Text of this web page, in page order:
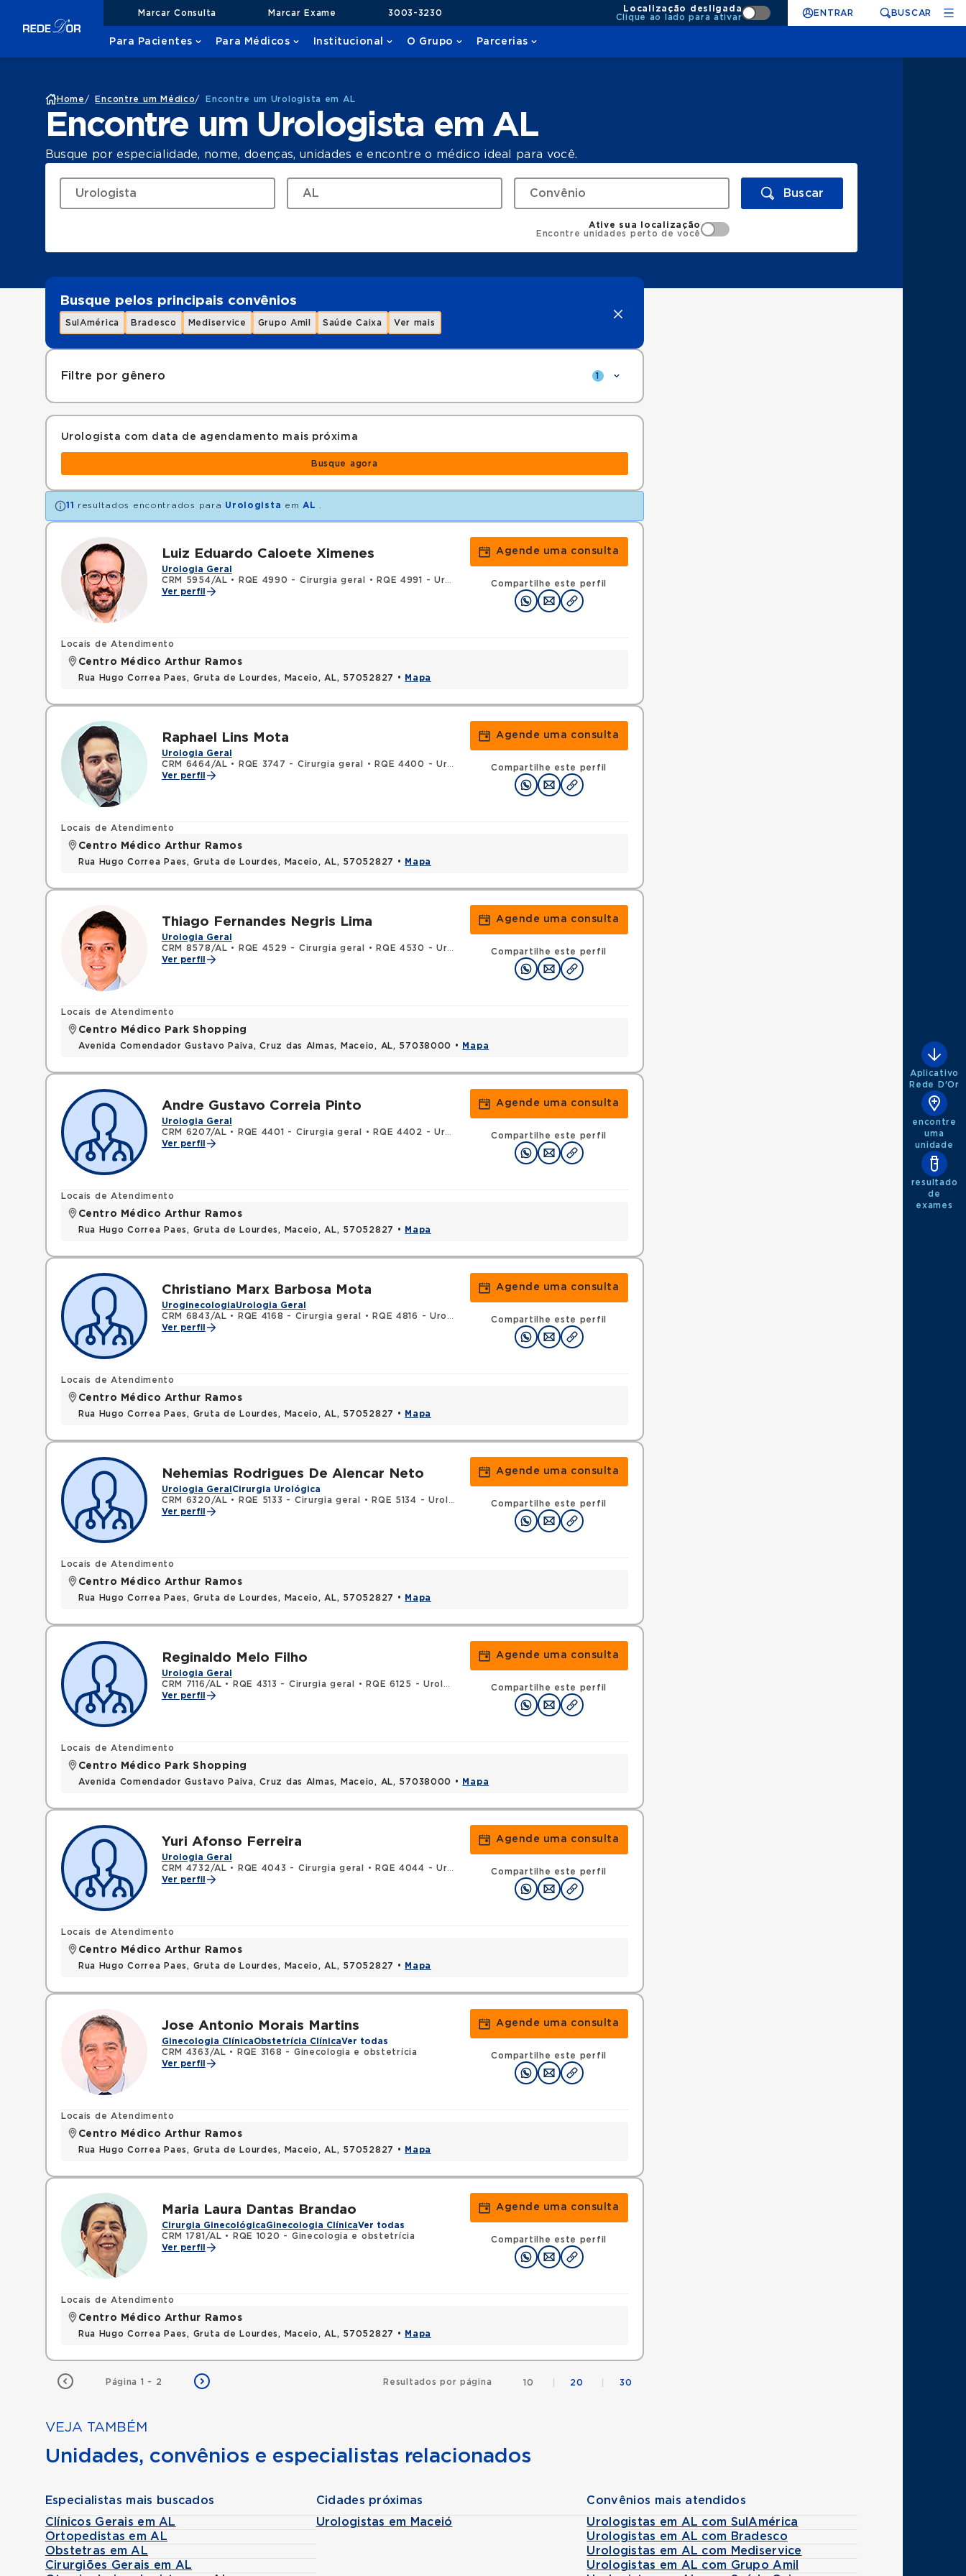
Marcar Consulta Marcar Exame 3003-3230
Localização desligada
Clique ao lado para ativar
ENTRAR BUSCAR
Para Pacientes Para Médicos Institucional O Grupo Parcerias
Home / Encontre um Médico/ Encontre um Urologista em AL
Encontre um Urologista em AL
Busque por especialidade, nome, doenças, unidades e encontre o médico ideal para você.
Buscar
Ative sua localização
Encontre unidades perto de você
Busque pelos principais convênios
SulAmérica Bradesco Mediservice Grupo Amil Saúde Caixa Ver mais
Filtre por gênero 1
Urologista com data de agendamento mais próxima
Busque agora
11 resultados encontrados para Urologista em AL
Luiz Eduardo Caloete Ximenes
Urologia Geral
CRM 5954/AL • RQE 4990 - Cirurgia geral •
RQE 4991 - Urologia
Ver perfil
Agende uma consulta
Compartilhe este perfil
Locais de Atendimento
Centro Médico Arthur Ramos
Rua Hugo Correa Paes, Gruta de Lourdes, Maceio, AL, 57052827 • Mapa
Raphael Lins Mota
Urologia Geral
CRM 6464/AL • RQE 3747 - Cirurgia geral •
RQE 4400 - Urologia
Ver perfil
Agende uma consulta
Compartilhe este perfil
Locais de Atendimento
Centro Médico Arthur Ramos
Rua Hugo Correa Paes, Gruta de Lourdes, Maceio, AL, 57052827 • Mapa
Thiago Fernandes Negris Lima
Urologia Geral
CRM 8578/AL • RQE 4529 - Cirurgia geral •
RQE 4530 - Urologia
Ver perfil
Agende uma consulta
Compartilhe este perfil
Locais de Atendimento
Centro Médico Park Shopping
Avenida Comendador Gustavo Paiva, Cruz das Almas, Maceio, AL, 57038000 • Mapa
Andre Gustavo Correia Pinto
Urologia Geral
CRM 6207/AL • RQE 4401 - Cirurgia geral •
RQE 4402 - Urologia
Ver perfil
Agende uma consulta
Compartilhe este perfil
Locais de Atendimento
Centro Médico Arthur Ramos
Rua Hugo Correa Paes, Gruta de Lourdes, Maceio, AL, 57052827 • Mapa
Christiano Marx Barbosa Mota
UroginecologiaUrologia Geral
CRM 6843/AL • RQE 4168 - Cirurgia geral •
RQE 4816 - Urologia
Ver perfil
Agende uma consulta
Compartilhe este perfil
Locais de Atendimento
Centro Médico Arthur Ramos
Rua Hugo Correa Paes, Gruta de Lourdes, Maceio, AL, 57052827 • Mapa
Nehemias Rodrigues De Alencar Neto
Urologia Geral Cirurgia Urológica
CRM 6320/AL • RQE 5133 - Cirurgia geral •
RQE 5134 - Urologia
Ver perfil
Agende uma consulta
Compartilhe este perfil
Locais de Atendimento
Centro Médico Arthur Ramos
Rua Hugo Correa Paes, Gruta de Lourdes, Maceio, AL, 57052827 • Mapa
Reginaldo Melo Filho
Urologia Geral
CRM 7116/AL • RQE 4313 - Cirurgia geral •
RQE 6125 - Urologia
Ver perfil
Agende uma consulta
Compartilhe este perfil
Locais de Atendimento
Centro Médico Park Shopping
Avenida Comendador Gustavo Paiva, Cruz das Almas, Maceio, AL, 57038000 • Mapa
Yuri Afonso Ferreira
Urologia Geral
CRM 4732/AL • RQE 4043 - Cirurgia geral •
RQE 4044 - Urologia
Ver perfil
Agende uma consulta
Compartilhe este perfil
Locais de Atendimento
Centro Médico Arthur Ramos
Rua Hugo Correa Paes, Gruta de Lourdes, Maceio, AL, 57052827 • Mapa
Jose Antonio Morais Martins
Ginecologia ClínicaObstetrícia ClínicaVer todas
CRM 4363/AL •
RQE 3168 - Ginecologia e obstetrícia
Ver perfil
Agende uma consulta
Compartilhe este perfil
Locais de Atendimento
Centro Médico Arthur Ramos
Rua Hugo Correa Paes, Gruta de Lourdes, Maceio, AL, 57052827 • Mapa
Maria Laura Dantas Brandao
Cirurgia GinecológicaGinecologia ClínicaVer todas
CRM 1781/AL •
RQE 1020 - Ginecologia e obstetrícia
Ver perfil
Agende uma consulta
Compartilhe este perfil
Locais de Atendimento
Centro Médico Arthur Ramos
Rua Hugo Correa Paes, Gruta de Lourdes, Maceio, AL, 57052827 • Mapa
Página 1 - 2 Resultados por página 10 20 30
VEJA TAMBÉM
Unidades, convênios e especialistas relacionados
Especialistas mais buscados
Clínicos Gerais em AL
Ortopedistas em AL
Obstetras em AL
Cirurgiões Gerais em AL
Cidades próximas
Urologistas em Maceió
Convênios mais atendidos
Urologistas em AL com SulAmérica
Urologistas em AL com Bradesco
Urologistas em AL com Mediservice
Urologistas em AL com Grupo Amil
Aplicativo
Rede D'Or
encontre
uma
unidade
resultado
de
exames